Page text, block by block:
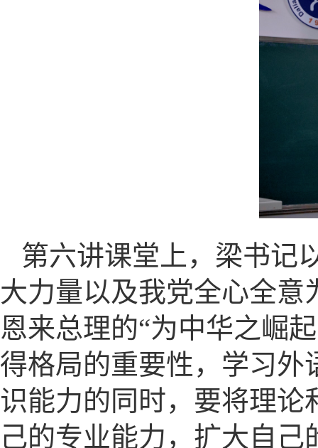
第六讲课堂上，梁书记
大力量以及我党全心全
恩来总理的“为中华之崛
得格局的重要性，学习外
识能力的同时，要将理
己的专业能力，扩大自